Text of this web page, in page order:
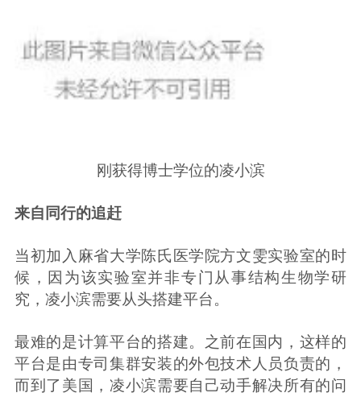
刚获得博士学位的凌小滨
来自同行的追赶
当初加入麻省大学陈氏医学院方文雯实验室的时
候，因为该实验室并非专门从事结构生物学研
究，凌小滨需要从头搭建平台。
最难的是计算平台的搭建。之前在国内，这样的
平台是由专司集群安装的外包技术人员负责的，
而到了美国，凌小滨需要自己动手解决所有的问